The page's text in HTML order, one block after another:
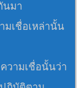
นมา
มเชื่อเหล่านั้น
วามเชื่อนั้นว่า